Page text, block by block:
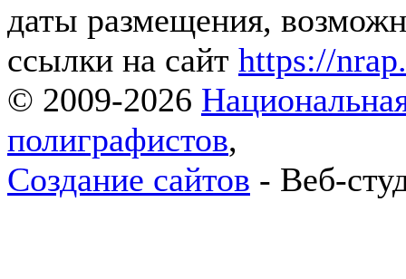
даты размещения,
ссылки на сайт https://
© 2009-2026
полиграфистов,
Создание сайтов - Веб-